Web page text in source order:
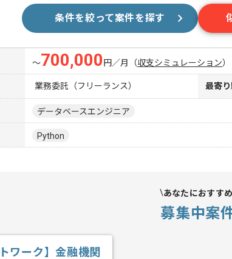
条件を絞って案件を探す
〜700,000 円／月 （収支シミュレーション）
業務委託（フリーランス） 最寄り
データベースエンジニア
Python
あなたにおすす
募集中案
ワーク】金融機関